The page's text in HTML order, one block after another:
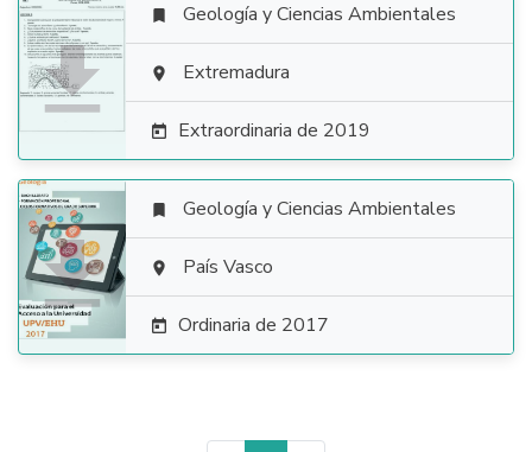

 Geología y Ciencias Ambientales
 Extremadura
 Extraordinaria de 2019

 Geología y Ciencias Ambientales
 País Vasco
 Ordinaria de 2017